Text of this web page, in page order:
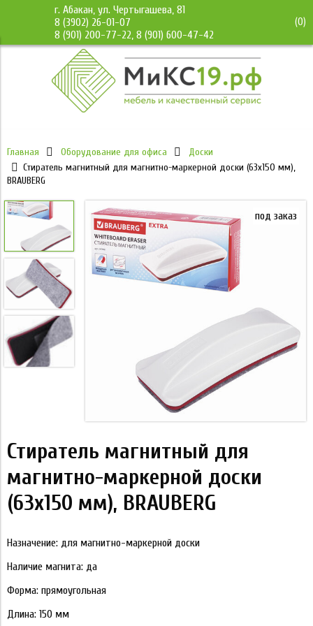
г. Абакан, ул. Чертыгашева, 81
8 (3902) 26-01-07
8 (901) 200-77-22, 8 (901) 600-47-42
(0)
Главная Оборудование для офиса
Доски
Стиратель магнитный для магнитно-маркерной доски (63х150 мм),
BRAUBERG
под заказ
Стиратель магнитный для
магнитно-маркерной доски
(63х150 мм), BRAUBERG
Назначение: для магнитно-маркерной доски
Наличие магнита: да
Форма: прямоугольная
Длина: 150 мм